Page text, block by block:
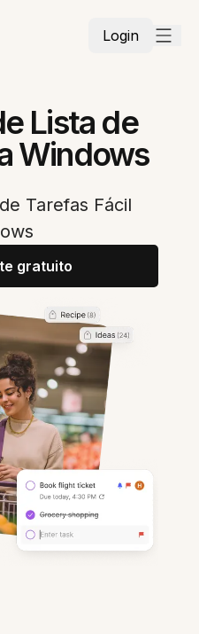
Login
Lista de
Windows
Tarefas Fácil
gratuito